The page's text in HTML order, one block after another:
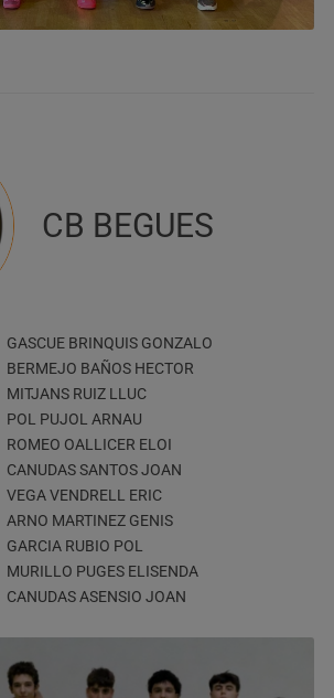
CB BEGUES
GASCUE BRINQUIS GONZALO
BERMEJO BAÑOS HECTOR
MITJANS RUIZ LLUC
POL PUJOL ARNAU
ROMEO OALLICER ELOI
CANUDAS SANTOS JOAN
VEGA VENDRELL ERIC
ARNO MARTINEZ GENIS
GARCIA RUBIO POL
MURILLO PUGES ELISENDA
CANUDAS ASENSIO JOAN